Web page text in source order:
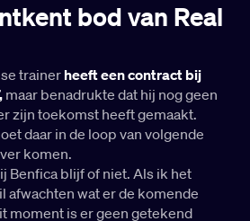
bod van Real
trainer heeft een contract bij
maar benadrukte dat hij nog geen
zijn toekomst heeft gemaakt.
daar in de loop van volgende
komen.
Benfica blijf of niet. Als ik het
afwachten wat er de komende
moment is er geen getekend